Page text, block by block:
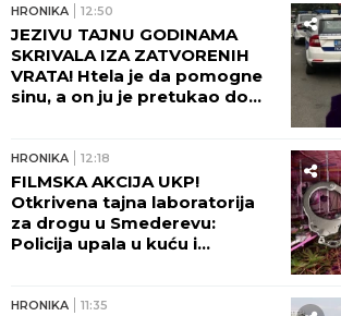
HRONIKA 12:50
JEZIVU TAJNU GODINAMA
SKRIVALA IZA ZATVORENIH
VRATA! Htela je da pomogne
sinu, a on ju je pretukao do
HRONIKA 12:18
FILMSKA AKCIJA UKP!
Otkrivena tajna laboratorija
za drogu u Smederevu:
Policija upala u kuću i
HRONIKA 11:35